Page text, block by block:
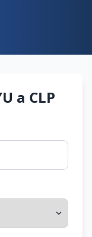
a CLP